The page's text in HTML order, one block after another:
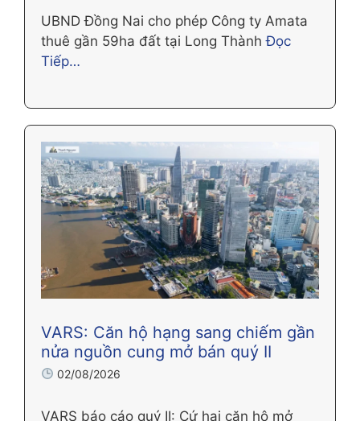
UBND Đồng Nai cho phép Công ty Amata
thuê gần 59ha đất tại Long Thành Đọc
Tiếp…
VARS: Căn hộ hạng sang chiếm gần
nửa nguồn cung mở bán quý II
02/08/2026
VARS báo cáo quý II: Cứ hai căn hộ mở